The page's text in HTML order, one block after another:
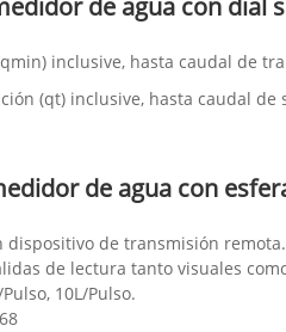
de agua con dial
inclusive, hasta caudal de
(qt) inclusive, hasta caudal de
de agua con
dispositivo de transmisión remota.
de lectura tanto visuales
10L/Pulso.